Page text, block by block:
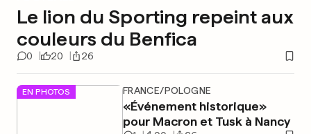
Le lion du Sporting repeint aux
couleurs du Benfica
0 20 26
EN PHOTOS FRANCE/POLOGNE
«Événement historique»
pour Macron et Tusk à Nancy